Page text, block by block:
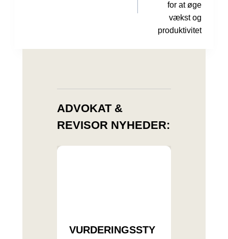
for at øge
vækst og
produktivitet
ADVOKAT &
REVISOR NYHEDER:
VURDERINGSSTY